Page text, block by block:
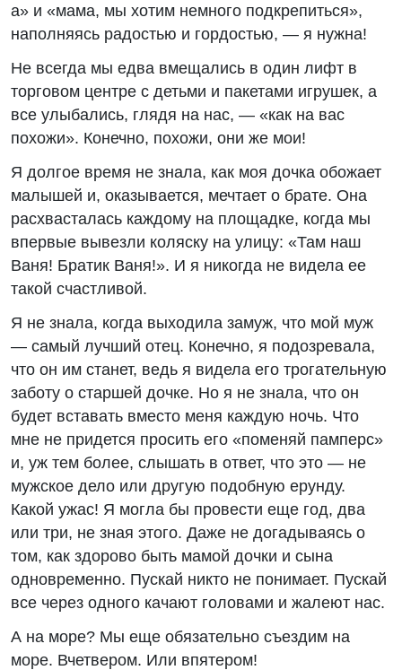
а» и «мама, мы хотим немного подкрепиться»,
наполняясь радостью и гордостью, — я нужна!
Не всегда мы едва вмещались в один лифт в
торговом центре с детьми и пакетами игрушек, а
все улыбались, глядя на нас, — «как на вас
похожи». Конечно, похожи, они же мои!
Я долгое время не знала, как моя дочка обожает
малышей и, оказывается, мечтает о брате. Она
расхвасталась каждому на площадке, когда мы
впервые вывезли коляску на улицу: «Там наш
Ваня! Братик Ваня!». И я никогда не видела ее
такой счастливой.
Я не знала, когда выходила замуж, что мой муж
— самый лучший отец. Конечно, я подозревала,
что он им станет, ведь я видела его трогательную
заботу о старшей дочке. Но я не знала, что он
будет вставать вместо меня каждую ночь. Что
мне не придется просить его «поменяй памперс»
и, уж тем более, слышать в ответ, что это — не
мужское дело или другую подобную ерунду.
Какой ужас! Я могла бы провести еще год, два
или три, не зная этого. Даже не догадываясь о
том, как здорово быть мамой дочки и сына
одновременно. Пускай никто не понимает. Пускай
все через одного качают головами и жалеют нас.
А на море? Мы еще обязательно съездим на
море. Вчетвером. Или впятером!